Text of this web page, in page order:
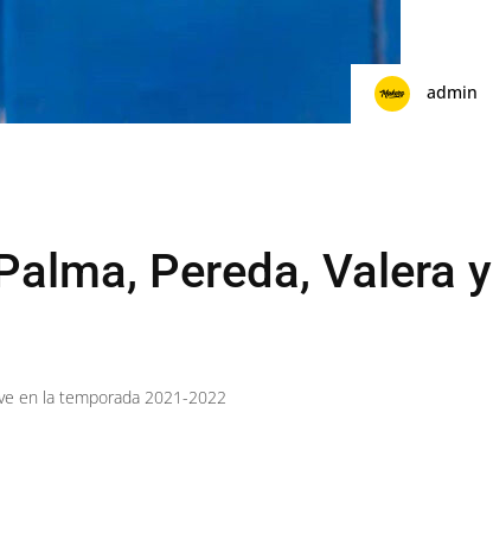
admin
Pereda, Valera y
en la temporada 2021-2022